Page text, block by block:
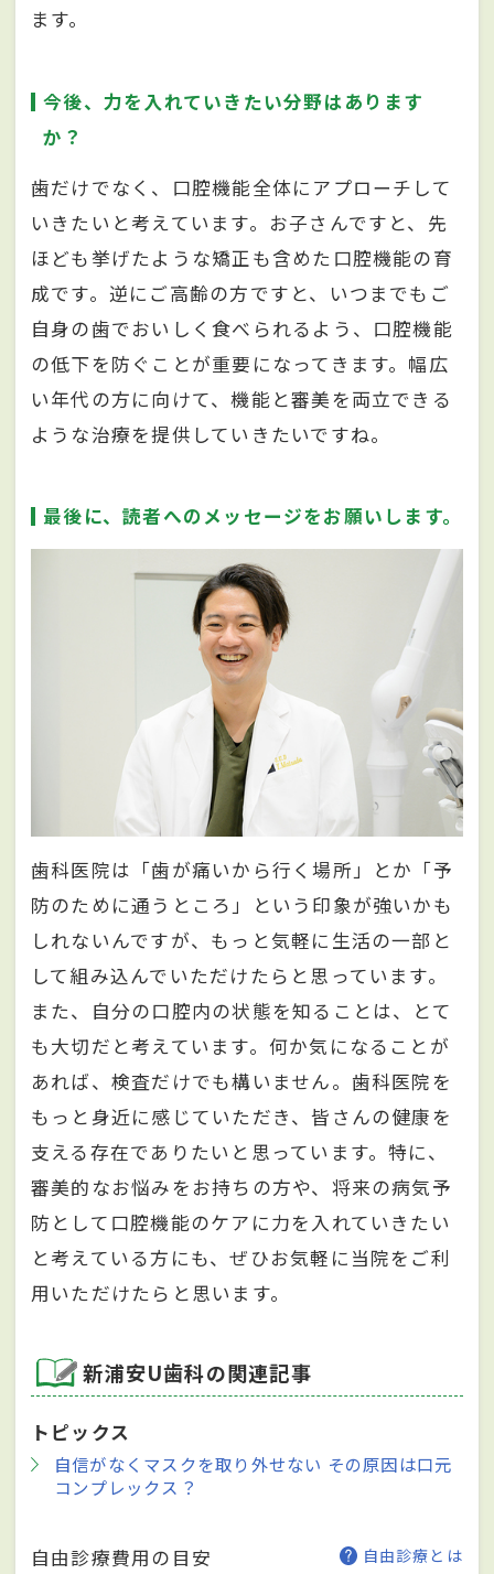
ます。
今後、力を入れていきたい分野はあります
か？
歯だけでなく、口腔機能全体にアプローチして
いきたいと考えています。お子さんですと、先
ほども挙げたような矯正も含めた口腔機能の育
成です。逆にご高齢の方ですと、いつまでもご
自身の歯でおいしく食べられるよう、口腔機能
の低下を防ぐことが重要になってきます。幅広
い年代の方に向けて、機能と審美を両立できる
ような治療を提供していきたいですね。
最後に、読者へのメッセージをお願いします。
歯科医院は「歯が痛いから行く場所」とか「予
防のために通うところ」という印象が強いかも
しれないんですが、もっと気軽に生活の一部と
して組み込んでいただけたらと思っています。
また、自分の口腔内の状態を知ることは、とて
も大切だと考えています。何か気になることが
あれば、検査だけでも構いません。歯科医院を
もっと身近に感じていただき、皆さんの健康を
支える存在でありたいと思っています。特に、
審美的なお悩みをお持ちの方や、将来の病気予
防として口腔機能のケアに力を入れていきたい
と考えている方にも、ぜひお気軽に当院をご利
用いただけたらと思います。
新浦安U歯科の関連記事
トピックス
自信がなくマスクを取り外せない その原因は口元
コンプレックス？
自由診療費用の目安 自由診療とは